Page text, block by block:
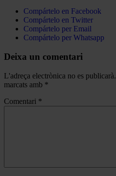
Compártelo en Facebook
Compártelo en Twitter
Compártelo per Email
Compártelo per Whatsapp
Deixa un comentari
L'adreça electrònica no es publicarà.
marcats amb *
Comentari *